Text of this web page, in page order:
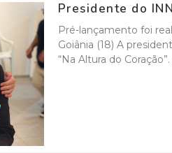
Presidente do
Pré-lançamento foi
Goiânia (18) A
“Na Altura do